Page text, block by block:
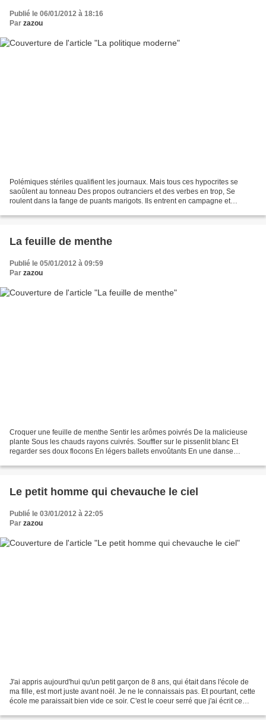
Publié le 06/01/2012 à 18:16
Par zazou
Polémiques stériles qualifient les journaux. Mais tous ces hypocrites se
saoûlent au tonneau Des propos outranciers et des verbes en trop, Se
roulent dans la fange de puants marigots. Ils entrent en campagne et
La feuille de menthe
Publié le 05/01/2012 à 09:59
Par zazou
Croquer une feuille de menthe Sentir les arômes poivrés De la malicieuse
plante Sous les chauds rayons cuivrés. Souffler sur le pissenlit blanc Et
regarder ses doux flocons En légers ballets envoûtants En une danse
Le petit homme qui chevauche le ciel
Publié le 03/01/2012 à 22:05
Par zazou
J'ai appris aujourd'hui qu'un petit garçon de 8 ans, qui était dans l'école de
ma fille, est mort juste avant noël. Je ne le connaissais pas. Et pourtant, cette
école me paraissait bien vide ce soir. C'est le coeur serré que j'ai écrit ce